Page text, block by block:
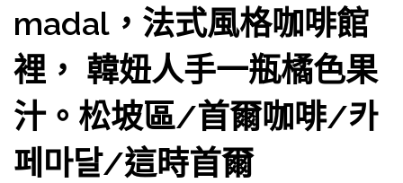
madal，法式風格咖啡館
裡， 韓妞人手一瓶橘色果
汁。松坡區/首爾咖啡/카
페마달/這時首爾